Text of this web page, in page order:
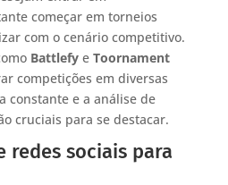
começar em torneios
com o cenário competitivo.
Battlefye Toornament
competições em diversas
constante e a análise de
cruciais para se destacar.
redes sociais para